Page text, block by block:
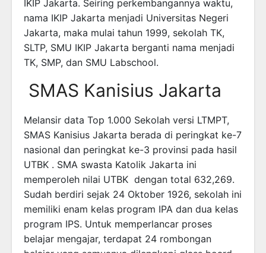
IKIP Jakarta. Seiring perkembangannya waktu,
nama IKIP Jakarta menjadi Universitas Negeri
Jakarta, maka mulai tahun 1999, sekolah TK,
SLTP, SMU IKIP Jakarta berganti nama menjadi
TK, SMP, dan SMU Labschool.
SMAS Kanisius Jakarta
Melansir data Top 1.000 Sekolah versi LTMPT,
SMAS Kanisius Jakarta berada di peringkat ke-7
nasional dan peringkat ke-3 provinsi pada hasil
UTBK . SMA swasta Katolik Jakarta ini
memperoleh nilai UTBK dengan total 632,269.
Sudah berdiri sejak 24 Oktober 1926, sekolah ini
memiliki enam kelas program IPA dan dua kelas
program IPS. Untuk memperlancar proses
belajar mengajar, terdapat 24 rombongan